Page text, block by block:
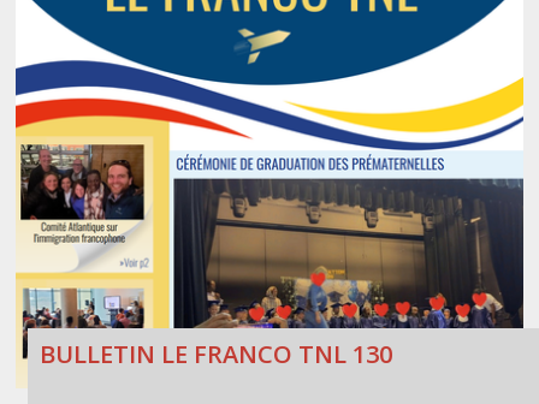
BULLETIN LE FRANCO TNL 130